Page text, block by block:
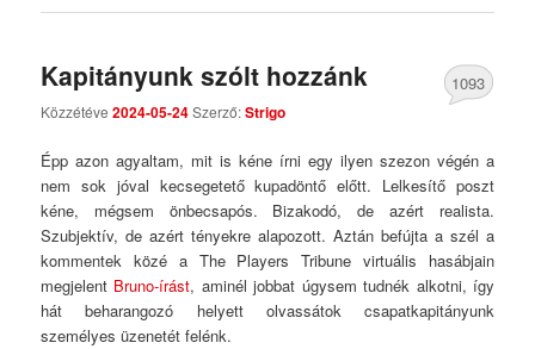
Kapitányunk szólt hozzánk
Közzétéve2024-05-24Szerző:Strigo
1093
Épp azon agyaltam, mit is kéne írni egy ilyen szezon végén a
nem sok jóval kecsegetető kupadöntő előtt. Lelkesítő poszt
kéne, mégsem önbecsapós. Bizakodó, de azért realista.
Szubjektív, de azért tényekre alapozott. Aztán befújta a szél a
kommentek közé a The Players Tribune virtuális hasábjain
megjelent Bruno-írást, aminél jobbat úgysem tudnék alkotni, így
hát beharangozó helyett olvassátok csapatkapitányunk
személyes üzenetét felénk.